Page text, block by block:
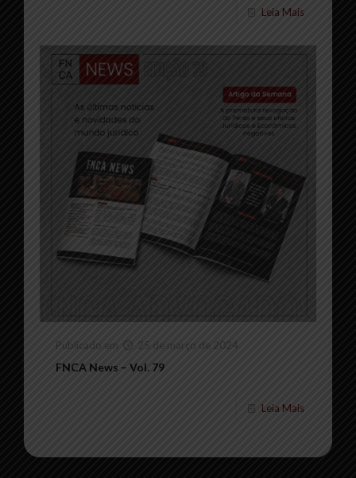
Leia Mais
Publicado em 25 de março de 2024
FNCA News – Vol. 79
Leia Mais